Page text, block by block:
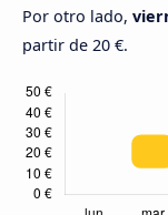
Por otro lado,
partir de 20 €.